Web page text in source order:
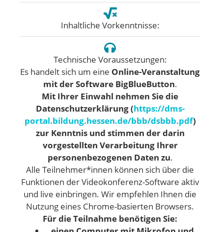
Inhaltliche Vorkenntnisse:
Technische Voraussetzungen:
Es handelt sich um eine Online-Veranstaltung
mit der Software BigBlueButton.
Mit Ihrer Einwahl nehmen Sie die
Datenschutzerklärung (https://dms-
portal.bildung.hessen.de/bbb/dsbbb.pdf)
zur Kenntnis und stimmen der darin
vorgestellten Verarbeitung Ihrer
personenbezogenen Daten zu.
Alle Teilnehmer*innen können sich über die
Funktionen der Videokonferenz-Software aktiv
und live einbringen. Wir empfehlen Ihnen die
Nutzung eines Chrome-basierten Browsers.
Für die Teilnahme benötigen Sie: